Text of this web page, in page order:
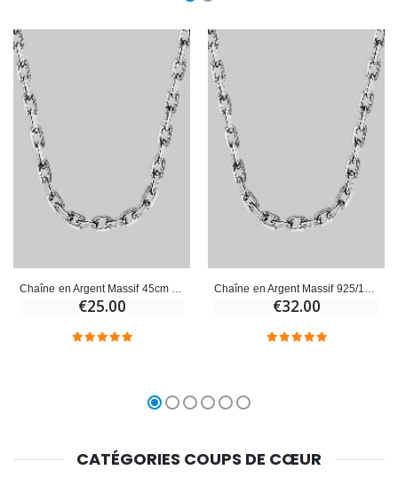
€25.00 €32.00
CATÉGORIES COUPS DE CŒUR